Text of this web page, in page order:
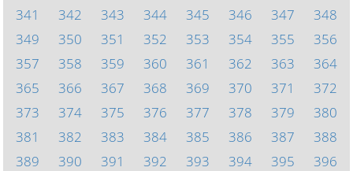
341
342 343 344 345 346 347
348
349
350 351 352 353 354 355
356
357
358 359 360 361 362 363
364
365
366 367 368 369 370 371
372
373
374 375 376 377 378 379
380
381
382 383 384 385 386 387
388
389
390 391 392 393 394 395
396